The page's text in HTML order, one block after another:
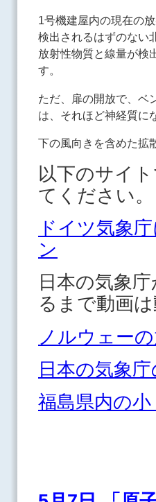
1号機建屋内の現在の
検出されるはずのない
放射性物質と線量が検
す。
ただ、扉の開放で、ベ
は、それほど神経質に
下の風向きを含めた拡
以下のサイ
てください。
ドイツ気象
ン
日本の気象
るまで動画は
ノルウェー
日本の気象
福島県内の